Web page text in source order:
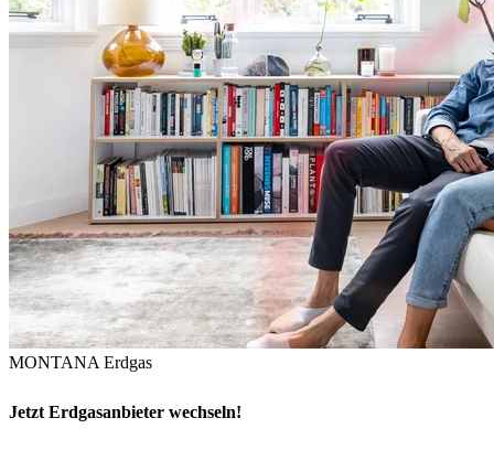
MONTANA Erdgas
Jetzt Erdgasanbieter wechseln!